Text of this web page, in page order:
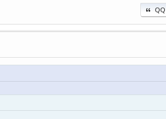
QQ